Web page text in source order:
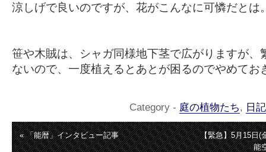
涼しげで良いのですが、花がこんなに可憐だとは
笹や木賊は、シャガ同様地下茎で広がりますが、
ないので、一度植えるとあとが困るのでやめてお
Category - 庭の植物たち, 日記
« 「能暦」インタビュー記事
【緊急】5月15
能